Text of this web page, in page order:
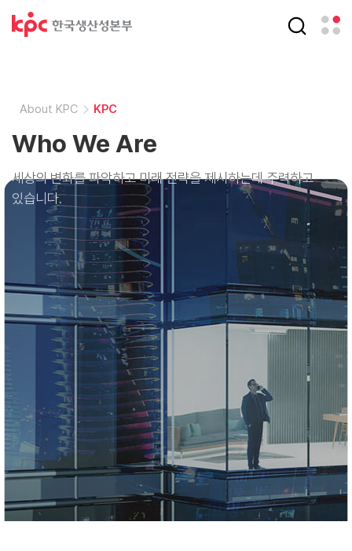
About KPC KPC
Who We Are
세상의 변화를 파악하고 미래 전략을 제시하는데 주력하고
있습니다.
About KPC KPC
Who We Are
세상의 변화를 파악하고 미래 전략을 제시하는데 주력하고
있습니다.